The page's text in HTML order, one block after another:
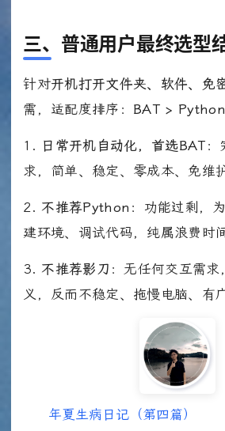
三、普通用户最终选型
针对开机打开文件夹、软件、免
需，适配度排序： BAT >
1. 日常开机自动化，首选BAT ：
求，简单、稳定、零成本、免维
2. 不推荐Python ：功能过剩，
建环境、调试代码，纯属浪费时间
3. 不推荐影刀 ：无任何交互需
义，反而不稳定、拖慢电脑、有
年夏生病日记（第四篇）